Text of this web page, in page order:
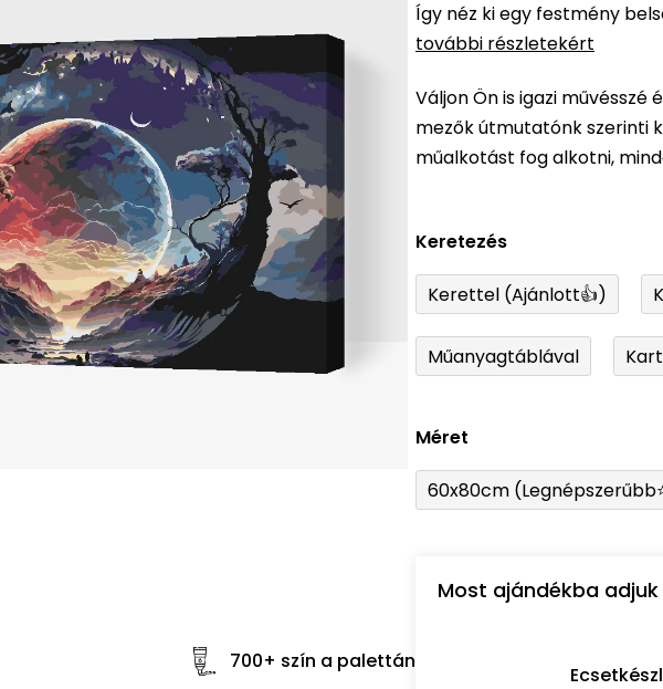
átlagos
értékelése
ből
0,0
csillag.
Így néz ki egy festmény
további részletekért
Váljon Ön is igazi
mezők útmutatónk szerinti
műalkotást fog alkotni,
Keretezés
Kerettel (Ajánlott👍)
Műanyagtáblával
Méret
60x80cm
Most ajándékba
700+ szín a palettán